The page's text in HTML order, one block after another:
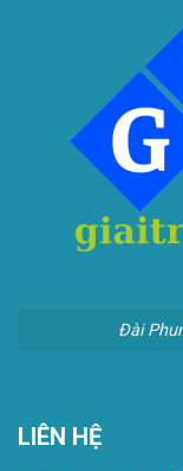
Đài
LIÊN HỆ